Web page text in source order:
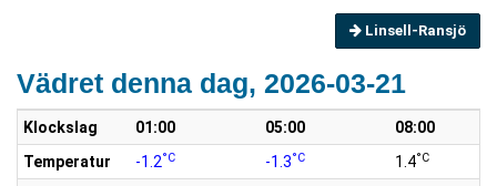
Linsell-Ransjö
Vädret denna dag, 2026-03-21
Klockslag 01:00 05:00
08:00
Temperatur
-1.2°C -1.3°C 1.4°C